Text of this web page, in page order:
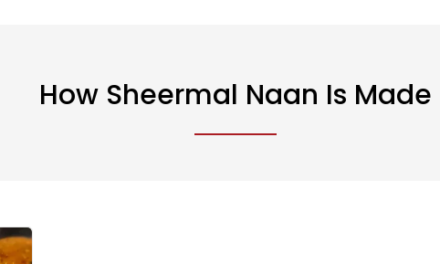
How Sheermal Naan Is Made